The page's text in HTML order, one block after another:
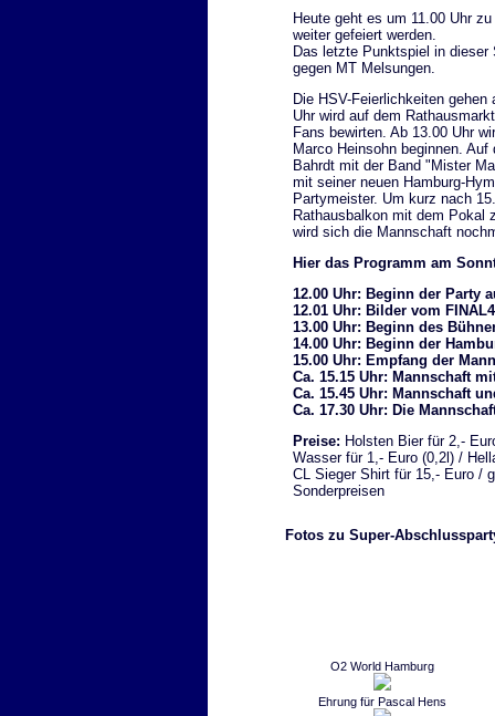
Heute geht es um 11.00 Uhr
weiter gefeiert werden.
Das letzte Punktspiel in
gegen MT Melsungen.
Die HSV-Feierlichkeiten
Uhr wird auf dem
Fans bewirten. Ab 13.00 Uhr
Marco Heinsohn beginnen.
Bahrdt mit der Band "Mister
mit seiner neuen Hamburg-
Partymeister. Um kurz nach
Rathausbalkon mit dem Pokal
wird sich die Mannschaft
Hier das Programm am
12.00 Uhr: Beginn der Party
12.01 Uhr: Bilder vom
13.00 Uhr: Beginn des
14.00 Uhr: Beginn der
15.00 Uhr: Empfang der
Ca. 15.15 Uhr: Mannschaft
Ca. 15.45 Uhr: Mannschaft
Ca. 17.30 Uhr: Die
Preise: Holsten Bier für 2,-
Wasser für 1,- Euro (0,2l) /
CL Sieger Shirt für 15,- Euro /
Sonderpreisen
Fotos zu Super-
O2 World Hamburg
Ehrung für Pascal Hens